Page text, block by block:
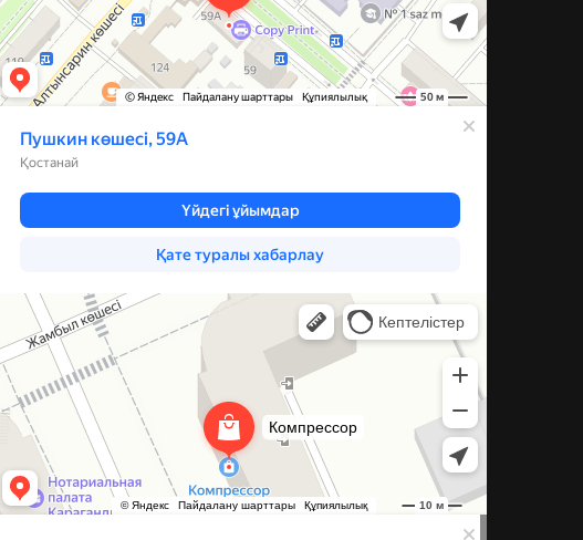
Компрессор
Запчасти и аксессуары для бытовой техники в Караганде